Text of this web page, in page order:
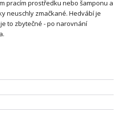
pracím prostředku nebo šamponu a
neuschly zmačkané. Hedvábí je
to zbytečné - po narovnání